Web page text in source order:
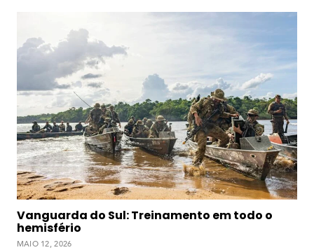
Vanguarda do Sul: Treinamento em todo o
hemisfério
MAIO 12, 2026